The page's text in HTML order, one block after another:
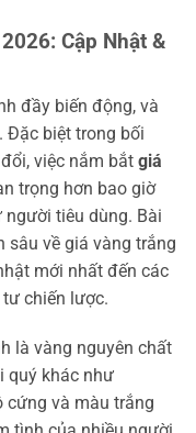
Cập Nhật &
đầy biến động, và
Đặc biệt trong bối
việc nắm bắt giá
trọng hơn bao giờ
tiêu dùng. Bài
sâu về giá vàng trắng
mới nhất đến các
chiến lược.
là vàng nguyên chất
quý khác như
cứng và màu trắng